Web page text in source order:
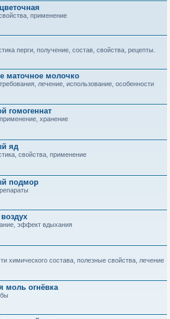
применение
перги, получение, состав, свойства, рецепты.
маточное молочко
лечение, использование, особенности
гомогеннат
хранение
яд
свойства, применение
подмор
эффект вдыхания
химического состава, полезные свойства, лечение
моль огнёвка